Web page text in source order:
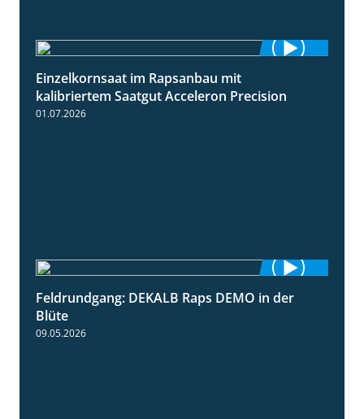
Einzelkornsaat im Rapsanbau mit
kalibriertem Saatgut Acceleron Precision
01.07.2026
2:37
Feldrundgang: DEKALB Raps DEMO in der
Blüte
09.05.2026